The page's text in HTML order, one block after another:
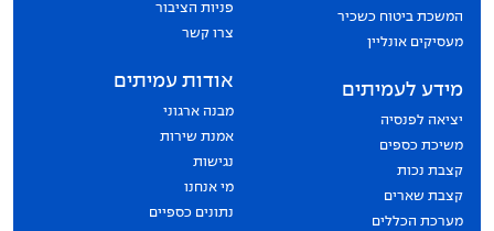
המשכת ביטוח כשכיר
מעסיקים אונליין
מידע לעמיתים
יציאה לפנסיה
משיכת כספים
קצבת נכות
קצבת שארים
מערכת הכללים
פניות הציבור
צרו קשר
אודות עמיתים
מבנה ארגוני
אמנת שירות
נגישות
מי אנחנו
נתונים כספיים